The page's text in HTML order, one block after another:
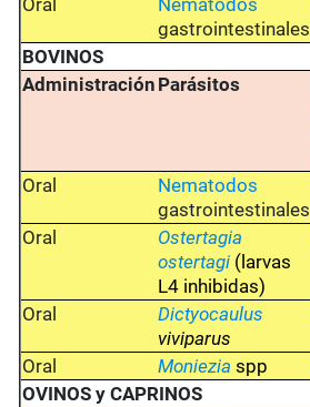
Oral
Nematodos
gastrointestinales
BOVINOS
Administración Parásitos
Oral
Nematodos
gastrointestinales
Oral
Ostertagia
ostertagi (larvas
L4 inhibidas)
Oral
Dictyocaulus
viviparus
Oral Moniezia spp
OVINOS y CAPRINOS